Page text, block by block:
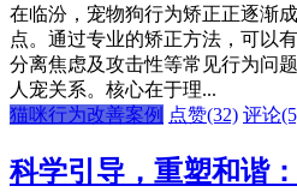
在临汾，宠物狗行为矫正正逐渐
点。通过专业的矫正方法，可以
分离焦虑及攻击性等常见行为问
人宠关系。核心在于理...
猫咪行为改善案例 点赞(32) 评论
科学引导，重塑和谐